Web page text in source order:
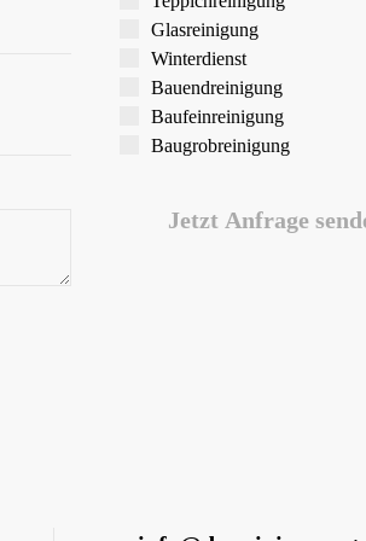
Glas­reinigung
Winter­dienst
Bauend­reinigung
Bau­feinreinigung
Baugrob­reinigung
Jetzt Anfrage